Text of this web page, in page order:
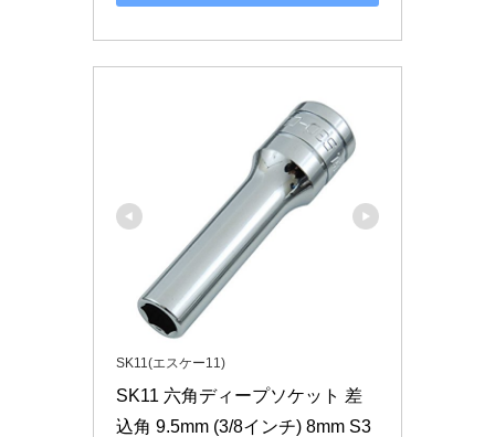
SK11(エスケー11)
SK11 六角ディープソケット 差
込角 9.5mm (3/8インチ) 8mm S3